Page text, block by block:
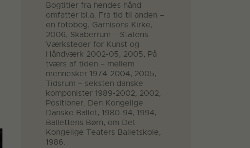
Bogtitler fra hendes hånd
omfatter bl.a. Fra tid til anden –
en fotobog, Garnisons Kirke,
2006, Skaberrum – Statens
Værksteder for Kunst og
Håndværk 2002-05, 2005, På
tværs af tiden – mellem
mennesker 1974-2004, 2005,
Tidsrum – seksten danske
komponister 1989-2002, 2002,
Positioner. Den Kongelige
Danske Ballet, 1980-94, 1994,
Ballettens Børn, om Det
Kongelige Teaters Balletskole,
1986.